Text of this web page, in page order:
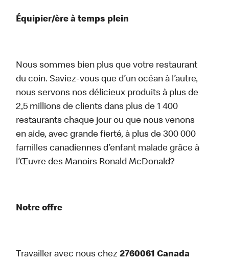
Équipier/ère à temps plein
Nous sommes bien plus que votre restaurant
du coin. Saviez-vous que d’un océan à l’autre,
nous servons nos délicieux produits à plus de
2,5 millions de clients dans plus de 1 400
restaurants chaque jour ou que nous venons
en aide, avec grande fierté, à plus de 300 000
familles canadiennes d’enfant malade grâce à
l’Œuvre des Manoirs Ronald McDonald?
Notre offre
Travailler avec nous chez2760061 Canada